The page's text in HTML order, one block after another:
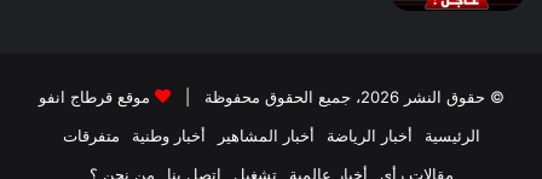
© حقوق النشر 2026، جميع الحقوق محفوظة |
موقع قرطاج انفو
الرئيسية
أخبار الرياضة أخبار المشاهير أخبار وطنية
متفرقات
مقالات رأي
أخبار عالمية تشغيل اتصل بنا من نحن ؟